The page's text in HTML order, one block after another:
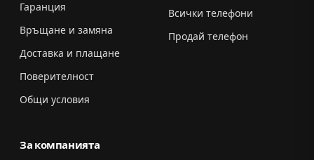
Гаранция
Връщане и замяна
Доставка и плащане
Поверителност
Общи условия
Всички телефони
Продай телефон
За компанията